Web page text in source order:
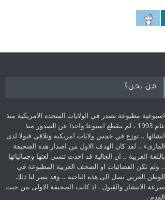
من نحن؟
اسبوعية مطبوعة تصدر في الولايات المتحده الامريكية منذ
عام 1993 ، لم ‏تنقطع اسبوعا واحدا عن الصدور منذ
انشائها .. توزع في خمس ولايات امريكية ‏وتلاقي قبولا لدى
القارىء ..‏ لقد كان الهدف الاول من اصدار هذه الصحيفة
باللغة العربية .. ان الجالية قد اخذت ‏تنسى لغتها وجمالياتها
.. ولم تكن الفضائيات او الصحف العربية المطبوعة في
الوطن ‏العربي تصل الى هذه الناحية .. وقد يسر لنا ذلك
سرعة الانتشار والقبول . اذ كانت ‏الصحيفة الاولى من حيث
القدم . ‏